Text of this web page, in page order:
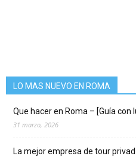
LO MAS NUEVO EN ROMA
Que hacer en Roma – [Guía con
31 marzo, 2026
La mejor empresa de tour